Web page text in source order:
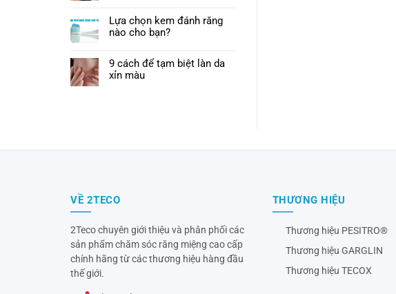
Lựa chọn kem đánh răng
nào cho bạn?
9 cách để tạm biệt làn da
xỉn màu
VỀ 2TECO
2Teco chuyên giới thiệu và phân phối các
sản phẩm chăm sóc răng miệng cao cấp
chính hãng từ các thương hiệu hàng đầu
thế giới.
THƯƠNG HIỆU
Thương hiệu PESITRO®
Thương hiệu GARGLIN
Thương hiệu TECOX